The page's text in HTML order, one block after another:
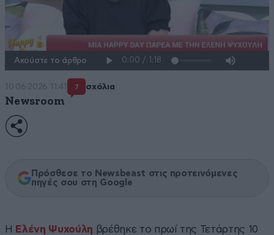
Ακούστε το άρθρο
10·06·2026 11:41 7 σχόλια
Newsroom
Πρόσθεσε το Newsbeast στις προτεινόμενες
πηγές σου στη Google
Η Ελένη Ψυχούλη βρέθηκε το πρωί της Τετάρτης 10